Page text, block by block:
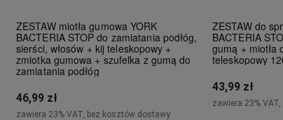
ZESTAW miotła gumowa YORK
BACTERIA STOP do zamiatania podłóg,
sierści, włosów + kij teleskopowy +
zmiotka gumowa + szufelka z gumą do
zamiatania podłóg
46,99 zł
zawiera 23% VAT, bez kosztów dostawy
ZESTAW do
BACTERIA
gumą + miotła
teleskopowy
43,99 zł
zawiera 23%